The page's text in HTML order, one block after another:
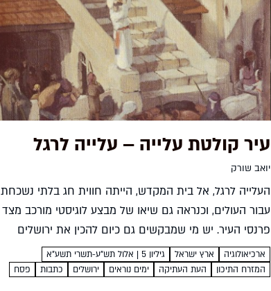
עיר קולטת עלייה – עלייה לרגל
יואב שורק
העלייה לרגל, אל בית המקדש, הייתה חווית חג בלתי נשכחת
עבור העולים, וכנראה גם שיאו של מבצע לוגיסטי מורכב מצד
פרנסי העיר. יש מי שמבקשים גם כיום להכין את ירושלים
לעלייה המונית לרגל, ומפיקים לקחים...
ארכיאולוגיה ארץ ישראל
גיליון 5 | אלול תש"ע-תשרי תשע"א
המזרח התיכון
העת העתיקה ימים נוראים ירושלים כתבות פסח